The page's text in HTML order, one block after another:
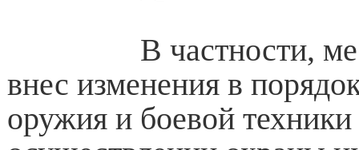
В частности,
внес изменения в
оружия и боевой